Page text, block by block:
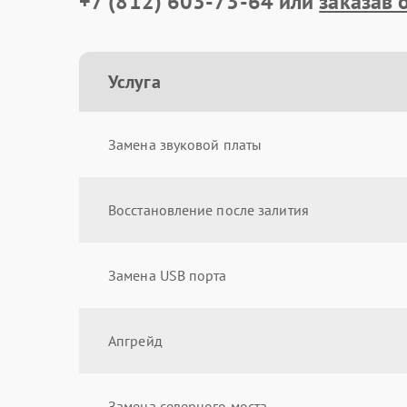
Услуга
Замена звуковой платы
Восстановление после залития
Замена USB порта
Апгрейд